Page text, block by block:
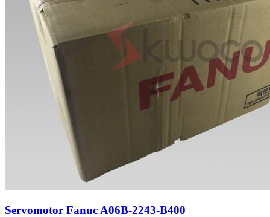
Servomotor Fanuc A06B-2243-B400